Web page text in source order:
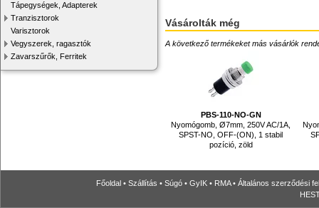
Tápegységek, Adapterek
Tranzisztorok
Varisztorok
Vegyszerek, ragasztók
Zavarszűrők, Ferritek
Vásárolták még
A következő termékeket más vásárlók
PBS-110-NO-GN
Nyomógomb, Ø7mm, 250V AC/1A,
SPST-NO, OFF-(ON), 1 stabil
pozíció, zöld
Főoldal • Szállítás • Súgó • GyIK • RMA• Általános szerződési